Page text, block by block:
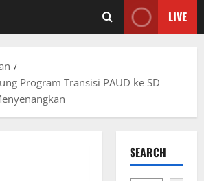
LIVE
Program Transisi PAUD ke SD
SEARCH